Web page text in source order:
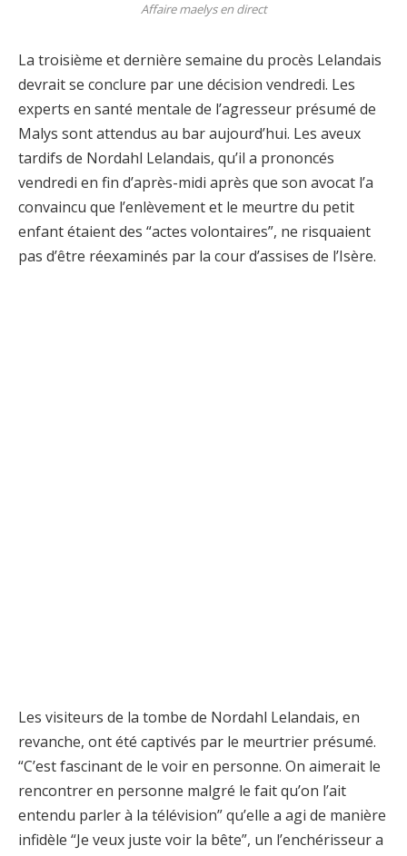
Affaire maelys en direct
La troisième et dernière semaine du procès Lelandais
devrait se conclure par une décision vendredi. Les
experts en santé mentale de l’agresseur présumé de
Malys sont attendus au bar aujourd’hui. Les aveux
tardifs de Nordahl Lelandais, qu’il a prononcés
vendredi en fin d’après-midi après que son avocat l’a
convaincu que l’enlèvement et le meurtre du petit
enfant étaient des “actes volontaires”, ne risquaient
pas d’être réexaminés par la cour d’assises de l’Isère.
Les visiteurs de la tombe de Nordahl Lelandais, en
revanche, ont été captivés par le meurtrier présumé.
“C’est fascinant de le voir en personne. On aimerait le
rencontrer en personne malgré le fait qu’on l’ait
entendu parler à la télévision” qu’elle a agi de manière
infidèle “Je veux juste voir la bête”, un l’enchérisseur a